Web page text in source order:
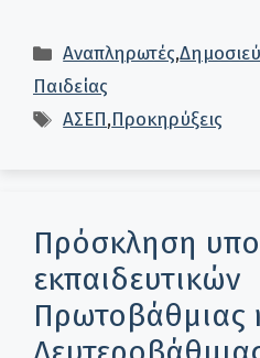
Κατηγορίες
Αναπληρωτές,
Παιδείας
Ετικέτες
ΑΣΕΠ,Προκηρύξεις
Πρόσκληση
εκπαιδευτικών
Πρωτοβάθμιας